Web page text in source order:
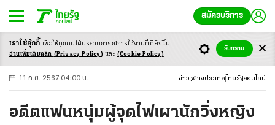
สมัครบริการ
-ก ก ก+
11 ก.ย. 2567 04:00 น. ข่าว ต่างประเทศ ไทยรัฐออนไลน์
อดีตแฟนหนุ่มผู้จุดไฟเผานักวิ่งหญิง
เราใช้คุ้กกี้ เพื่อให้ทุกคนได้ประสบการณ์การใช้งานที่ดียิ่งขึ้น
อ่านเพิ่มเติมคลิก (Privacy Policy) และ (Cookie Policy)
รับทราบ